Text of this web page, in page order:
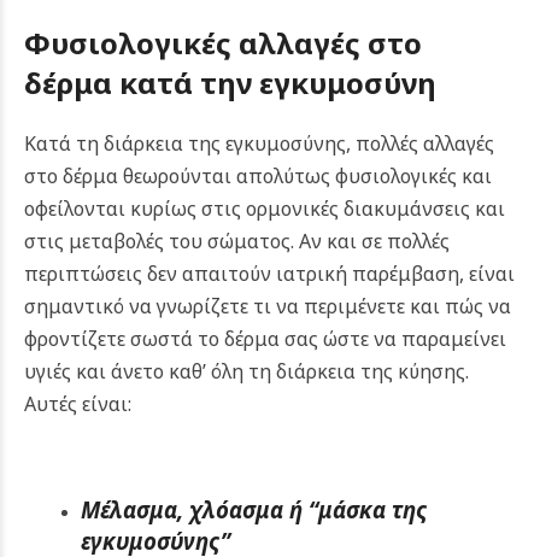
Φυσιολογικές αλλαγές στο
δέρμα κατά την εγκυμοσύνη
Κατά τη διάρκεια της εγκυμοσύνης, πολλές αλλαγές
στο δέρμα θεωρούνται απολύτως φυσιολογικές και
οφείλονται κυρίως στις ορμονικές διακυμάνσεις και
στις μεταβολές του σώματος. Αν και σε πολλές
περιπτώσεις δεν απαιτούν ιατρική παρέμβαση, είναι
σημαντικό να γνωρίζετε τι να περιμένετε και πώς να
φροντίζετε σωστά το δέρμα σας ώστε να παραμείνει
υγιές και άνετο καθ’ όλη τη διάρκεια της κύησης.
Αυτές είναι:
Μέλασμα, χλόασμα ή “μάσκα της
εγκυμοσύνης”